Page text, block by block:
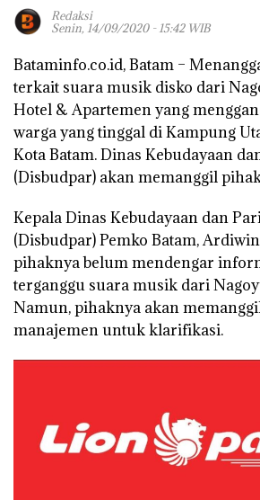
Redaksi
Senin, 14/09/2020 - 15:42 WIB
Bataminfo.co.id, Batam –
terkait suara musik disko dari
Hotel & Apartemen yang
warga yang tinggal di Kampung
Kota Batam. Dinas Kebudayaan
(Disbudpar) akan memanggil
Kepala Dinas Kebudayaan dan
(Disbudpar) Pemko Batam,
pihaknya belum mendengar
terganggu suara musik dari
Namun, pihaknya akan
manajemen untuk klarifikasi.